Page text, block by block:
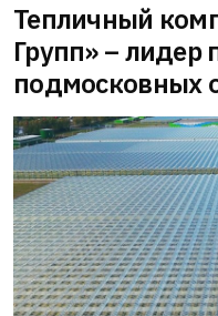
Тепличный
Групп» – лидер
подмосковных